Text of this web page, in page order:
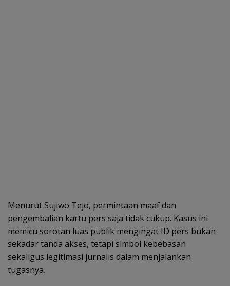
Menurut Sujiwo Tejo, permintaan maaf dan
pengembalian kartu pers saja tidak cukup. Kasus ini
memicu sorotan luas publik mengingat ID pers bukan
sekadar tanda akses, tetapi simbol kebebasan
sekaligus legitimasi jurnalis dalam menjalankan
tugasnya.